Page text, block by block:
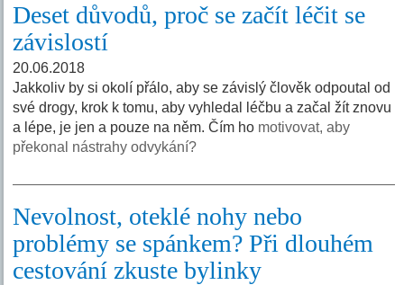
Deset důvodů, proč se začít léčit se
závislostí
20.06.2018
Jakkoliv by si okolí přálo, aby se závislý člověk odpoutal od
své drogy, krok k tomu, aby vyhledal léčbu a začal žít znovu
a lépe, je jen a pouze na něm. Čím ho motivovat, aby
překonal nástrahy odvykání?
Nevolnost, oteklé nohy nebo
problémy se spánkem? Při dlouhém
cestování zkuste bylinky